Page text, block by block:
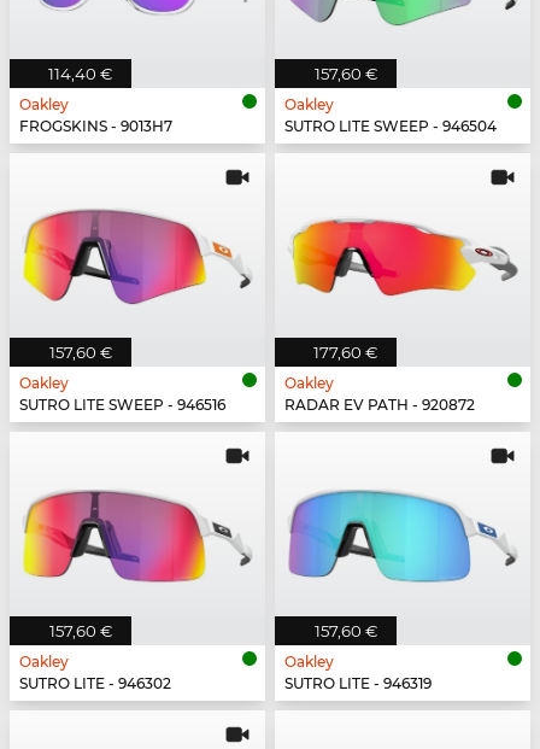
114,40 €
Oakley
FROGSKINS - 9013H7
157,60 €
Oakley
SUTRO LITE SWEEP - 946504
157,60 €
Oakley
SUTRO LITE SWEEP - 946516
177,60 €
Oakley
RADAR EV PATH - 920872
157,60 €
Oakley
SUTRO LITE - 946302
157,60 €
Oakley
SUTRO LITE - 946319